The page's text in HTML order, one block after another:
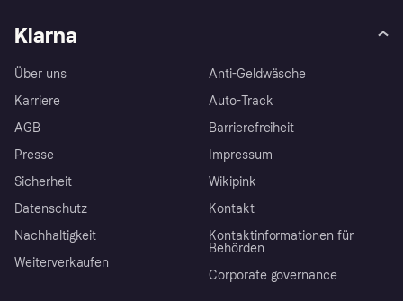
Klarna
Über uns
Karriere
AGB
Presse
Sicherheit
Datenschutz
Nachhaltigkeit
Weiterverkaufen
Anti-Geldwäsche
Auto-Track
Barrierefreiheit
Impressum
Wikipink
Kontakt
Kontaktinformationen für
Behörden
Corporate governance